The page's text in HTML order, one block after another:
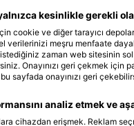
her
bir
bu
iStock/Juliosanjuan
kesinlikle gerekli
cookie ve diğer tarayıcı
verilerinizi meşru menfaate
zaman web sitesinin
Onayınızı geri çekmek için
sayfada onayınızı geri
analiz etmek ve
cihazdan erişmek. Reklam